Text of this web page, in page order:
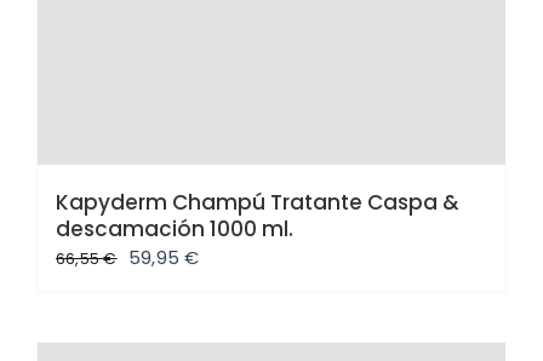
Kapyderm Champú Tratante Caspa &
descamación 1000 ml.
66,55€ El
era:
59,95€El
es: